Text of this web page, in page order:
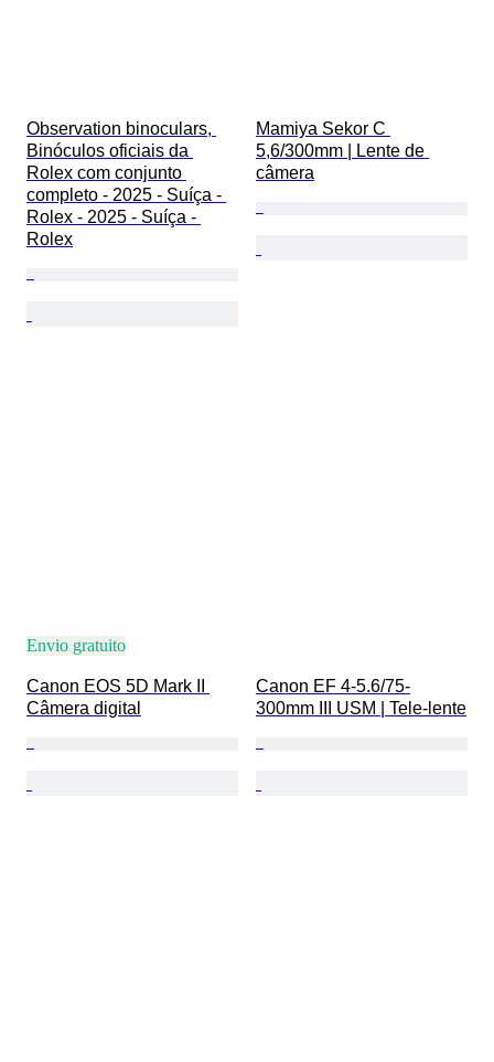
Observation binoculars,
Binóculos oficiais da
Rolex com conjunto
completo - 2025 - Suíça -
Rolex - 2025 - Suíça -
Rolex
Mamiya Sekor C
5,6/300mm | Lente de
câmera
Envio gratuito
Canon EOS 5D Mark II
Câmera digital
Canon EF 4-5.6/75-
300mm III USM | Tele-lente